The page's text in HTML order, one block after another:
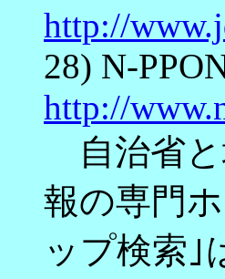
http://
28) N-
http://
自治省と
報の専門
ップ検索｣